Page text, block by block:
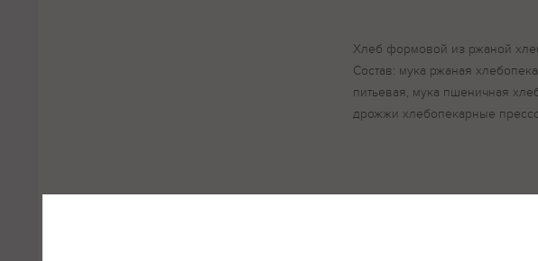
Хлеб формовой из ржаной
Состав: мука ржаная
питьевая, мука пшеничная
дрожжи хлебопекарные